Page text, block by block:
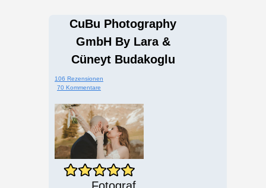
CuBu Photography
GmbH By Lara &
Cüneyt Budakoglu
106 Rezensionen
70 Kommentare